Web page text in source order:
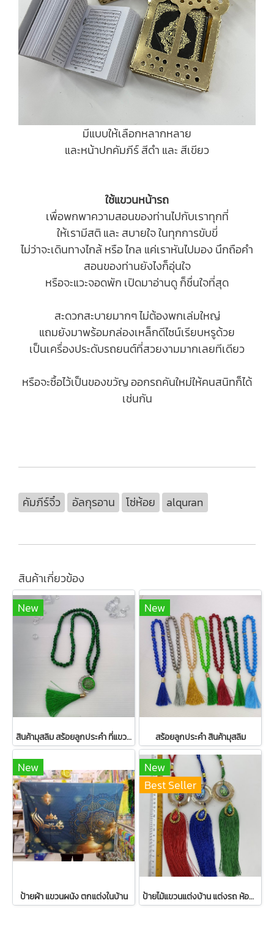
มีแบบให้เลือกหลากหลาย
และหน้าปกคัมภีร์ สีดำ และ สีเขียว
ใช้แขวนหน้ารถ
เพื่อพกพาความสอนของท่านไปกับเราทุกที่
ให้เรามีสติ และ สบายใจ ในทุกการขับขี่
ไม่ว่าจะเดินทางไกล้ หรือ ไกล แค่เราหันไปมอง นึกถือคำ
สอนของท่านยังไงก็อุ่นใจ
หรือจะแวะจอดพัก เปิดมาอ่านดู ก็ชื่นใจที่สุด
สะดวกสะบายมากๆ ไม่ต้องพกเล่มใหญ่
แถมยังมาพร้อมกล่องเหล็กดีไซน์เรียบหรูด้วย
เป็นเครื่องประดับรถยนต์ที่สวยงามมากเลยทีเดียว
หรือจะซื้อไว้เป็นของขวัญ ออกรถคันใหม่ให้คนสนิทก็ได้
เช่นกัน
คัมภีร์จิ๋ว อัลกุรอาน โซ่ห้อย alquran
สินค้าเกี่ยวข้อง
New
สินค้ามุสลิม สร้อยลูกประคำ ที่แขวนรถ
New
สร้อยลูกประคำ สินค้ามุสลิม
New
ป้ายผ้า แขวนผนัง ตกแต่งในบ้าน
New
Best Seller
ป้ายไม้แขวนแต่งบ้าน แต่งรถ ห้อยพู่ มุสลิม [] 3 สี แก้ว